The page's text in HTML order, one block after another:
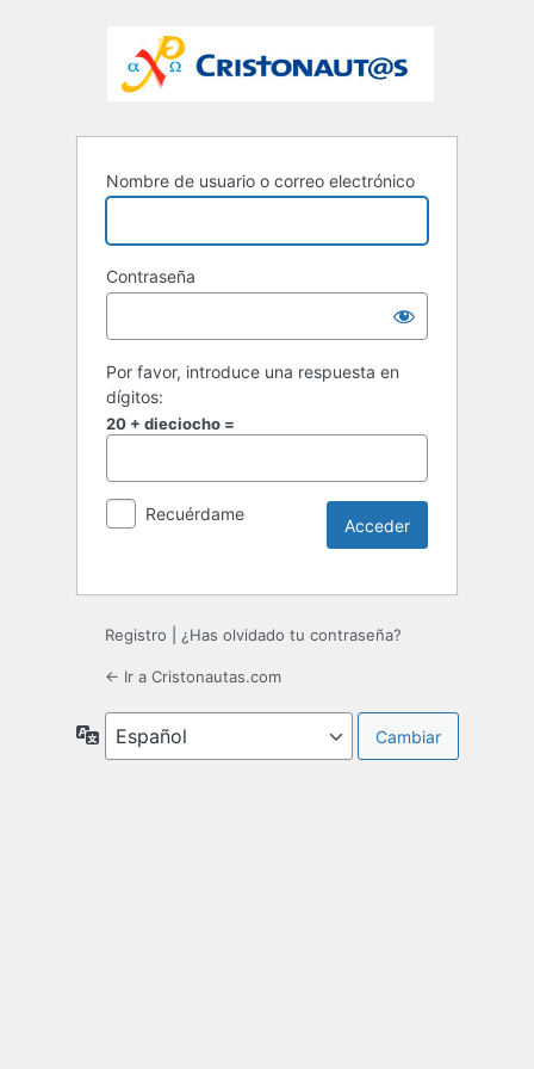
Nombre de usuario o correo electrónico
Contraseña
Por favor, introduce una respuesta en
dígitos:
20 + dieciocho =
Recuérdame
Registro ¿Has olvidado tu contraseña?
← Ir a Cristonautas.com
Idioma